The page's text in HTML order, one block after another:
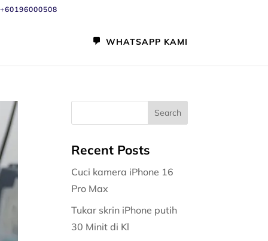
+60196000508
WHATSAPP KAMI
Recent Posts
Cuci kamera iPhone 16
Pro Max
Tukar skrin iPhone putih
30 Minit di Kl